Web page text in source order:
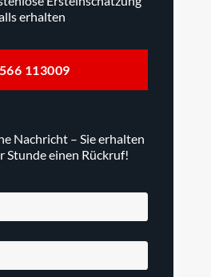
erhalten
113009
Nachricht – Sie erhalten
Stunde einen Rückruf!